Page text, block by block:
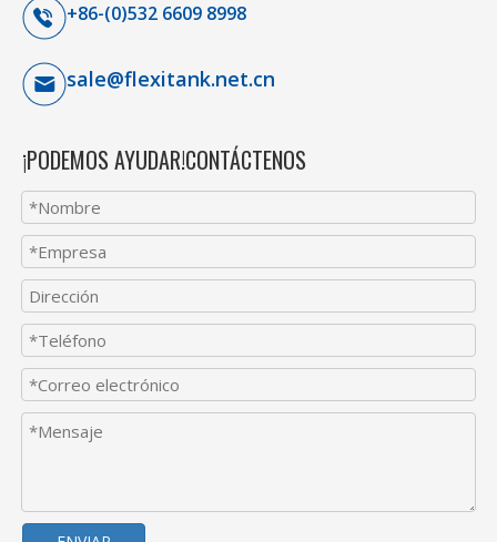
+86-(0)532 6609 8998
sale@flexitank.net.cn
¡PODEMOS AYUDAR!CONTÁCTENOS